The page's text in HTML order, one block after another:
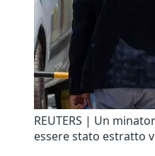
REUTERS | Un
essere stato estratto